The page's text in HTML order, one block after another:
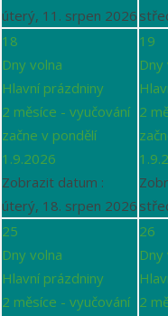
úterý, 11. srpen 2026
18
Dny volna
Hlavní prázdniny
2 měsíce - vyučování
začne v pondělí
1.9.2026
Zobrazit datum :
úterý, 18. srpen 2026
19
Dny
2
25
Dny volna
Hlavní prázdniny
2 měsíce - vyučování
26
Dny
2